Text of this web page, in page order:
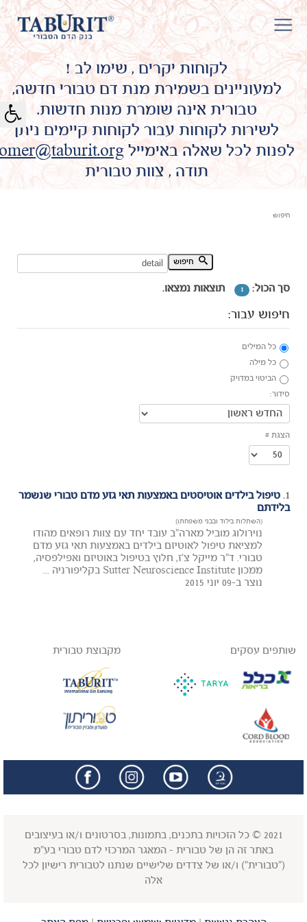
לקוחות יקרים , שימו לב !
למעוניינים בשמירת מנת דם טבורי חדשה,
טבורית אינה שומרת מנות חדשות.
לשירות לקוחות עבור לקוחות קיימים ניתן
לפנות לכל שאלה באימייל
תודה , צוות טבורית
חיפוש
חיפוש מילת מפתח:
סך הכול: 1 תוצאות נמצאו.
חיפוש עבור:
כל המילים
כל מילה
הביטוי במדויק
סידור:
הצגת #
1. טיפול בילדים אוטיסטים באמצעות תאי גזע מדם טבורי שנשמר
בלידתם
(השתלות בילוד ובבני משפחתו)
נוירולוג מוביל מארה"ב עובד יחד עם צוות רופאים מהודו
למציאת טיפול לאוטיזם בילדים באמצעות תאי גזע מדם
טבורי. ד"ר מייקל צ'ז, חלוץ בטיפול באוטיזם ואפילפסיה,
ממכון Sutter Neuroscience Institute בקליפורניה ...
נוצר ב-09 יוני 2015
שותפים עסקים מקבוצת טבורית
2021 © כל הזכויות בתכנים, בתמונות, בסרטונים ו/או בעיצובים
באתר זה הן של טבורית - המאגר המרכזי לדם טבורי בע"מ
("טבורית") ו/או של צדדים שלישיים שנתנו לטבורית רישיון לכל
אלה